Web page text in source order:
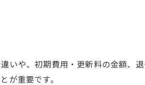
いや、初期費用・更新料の金額、
が重要です。